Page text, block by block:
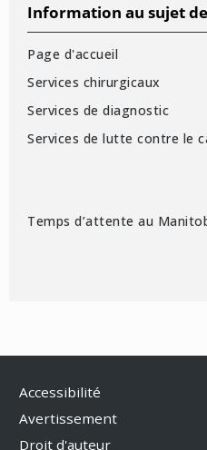
Information au sujet
Page d'accueil
Services chirurgicaux
Services de diagnostic
Services de lutte contre le
Temps d’attente au
Accessibilité
Avertissement
Droit d'auteur